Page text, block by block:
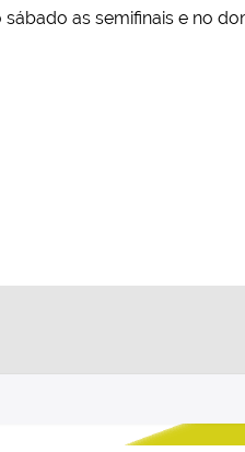
as semifinais e no